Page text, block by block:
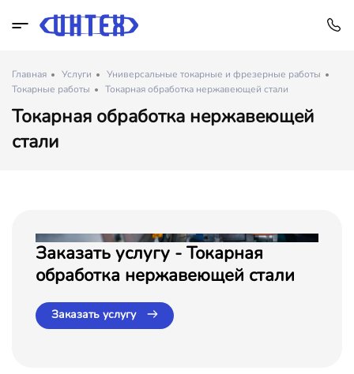
Главная Услуги
Универсальные токарные и фрезерные работы
Токарные работы
Токарная обработка нержавеющей стали
Токарная обработка нержавеющей
стали
Заказать услугу - Токарная
обработка нержавеющей стали
Заказать услугу